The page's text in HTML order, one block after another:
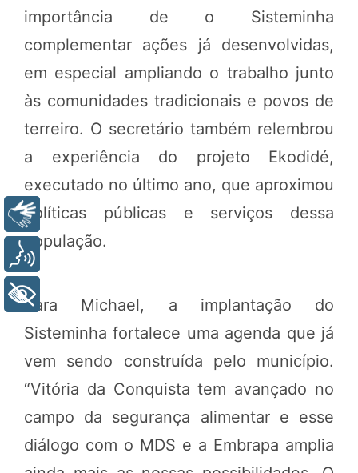
importância de o Sisteminha
complementar ações já desenvolvidas,
em especial ampliando o trabalho junto
às comunidades tradicionais e povos de
terreiro. O secretário também relembrou
a experiência do projeto Ekodidé,
executado no último ano, que aproximou
políticas públicas e serviços dessa
população.
Para Michael, a implantação do
Sisteminha fortalece uma agenda que já
vem sendo construída pelo município.
“Vitória da Conquista tem avançado no
campo da segurança alimentar e esse
diálogo com o MDS e a Embrapa amplia
Libras